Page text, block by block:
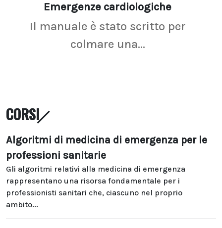
Emergenze cardiologiche
Il manuale è stato scritto per
colmare una...
CORSI
Algoritmi di medicina di emergenza per le
professioni sanitarie
Gli algoritmi relativi alla medicina di emergenza
rappresentano una risorsa fondamentale per i
professionisti sanitari che, ciascuno nel proprio
ambito...